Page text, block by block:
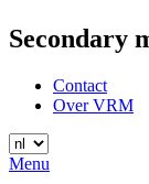
Secondary
Contact
Over VRM
Menu